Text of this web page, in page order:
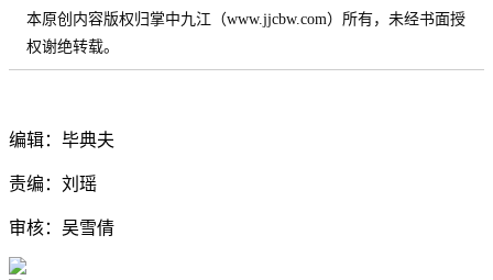
本原创内容版权归掌中九江（www.jjcbw.com）所有，未经书面授
权谢绝转载。
编辑：毕典夫
责编：刘瑶
审核：吴雪倩